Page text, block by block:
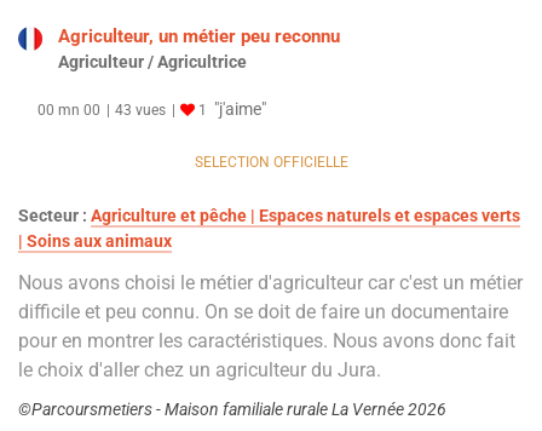
Agriculteur, un métier peu reconnu
Agriculteur / Agricultrice
00 mn 00 43 vues 1 "j'aime"
SELECTION OFFICIELLE
Secteur : Agriculture et pêche | Espaces naturels et espaces verts
| Soins aux animaux
Nous avons choisi le métier d'agriculteur car c'est un métier
difficile et peu connu. On se doit de faire un documentaire
pour en montrer les caractéristiques. Nous avons donc fait
le choix d'aller chez un agriculteur du Jura.
©Parcoursmetiers - Maison familiale rurale La Vernée 2026